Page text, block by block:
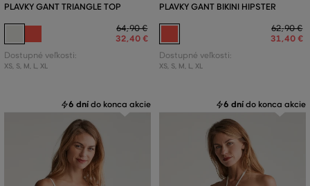
PLAVKY GANT TRIANGLE TOP
64,90 €
32,40 €
Dostupné veľkosti:
XS, S, M, L, XL
PLAVKY GANT BIKINI HIPSTER
62,90 €
31,40 €
Dostupné veľkosti:
XS, S, M, L, XL
6 dní do konca akcie 6 dní do konca akcie